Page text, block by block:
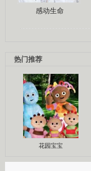
感动生命
热门推荐
花园宝宝